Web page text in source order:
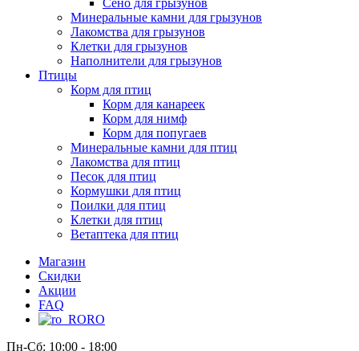
Сено для грызунов
Минеральные камни для грызунов
Лакомства для грызунов
Клетки для грызунов
Наполнители для грызунов
Птицы
Корм для птиц
Корм для канареек
Корм для нимф
Корм для попугаев
Минеральные камни для птиц
Лакомства для птиц
Песок для птиц
Кормушки для птиц
Поилки для птиц
Клетки для птиц
Ветаптека для птиц
Магазин
Скидки
Акции
FAQ
RO
Пн-Сб: 10:00 - 18:00